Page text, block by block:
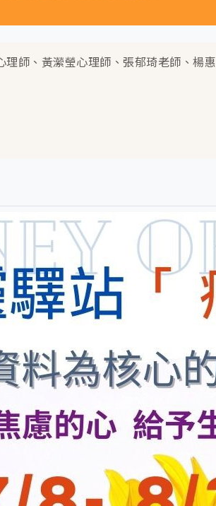
師、黃瀠瑩心理師、張郁琦老師、楊惠